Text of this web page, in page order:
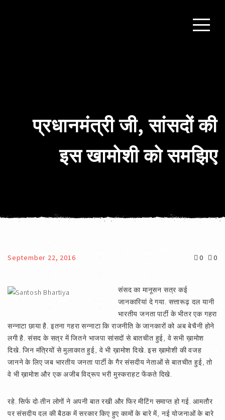
प्रधानमंत्री जी, सांसदों की
इस खामोशी को समझिए
September 22, 2016 0 0
संसद का मानूसन सत्र कई
जानकारियां दे गया. सत्तारूढ़ दल यानी
भारतीय जनता पार्टी के भीतर एक गहरा
सन्नाटा छाया है. इतना गहरा सन्नाटा कि राजनीति के जानकारों को अब बेचैनी होने
लगी है. संसद के सत्र में जितने भाजपा सांसदों से बातचीत हुई, वे सभी ख़ामोश
दिखे. जिन मंत्रियों से मुलाकात हुई, वे भी ख़ामोश दिखे. इस ख़ामोशी की वजह
जानने के लिए जब भारतीय जनता पार्टी के गैर संसदीय नेताओं से बातचीत हुई, तो
वे भी ख़ामोश और एक अजीब विद्रूप भरी मुस्कराहट फेंकते दिखे.
रहे. सिर्फ दो-तीन लोगों ने अपनी बात रखी और फिर मीटिंग समाप्त हो गई. आमतौर
पर संसदीय दल की बैठक में सरकार किए हुए कामों के बारे में, नई योजनाओं के बारे